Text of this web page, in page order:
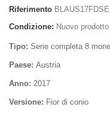
Riferimento
Condizione: Nuovo prodotto
Tipo: Serie completa 8
Paese: Austria
Anno: 2017
Versione: Fior di conio